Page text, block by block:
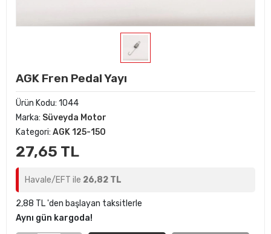
AGK Fren Pedal Yayı
Ürün Kodu: 1044
Marka: Süveyda Motor
Kategori: AGK 125-150
27,65 TL
Havale/EFT ile 26,82 TL
2,88 TL 'den başlayan taksitlerle
Aynı gün kargoda!